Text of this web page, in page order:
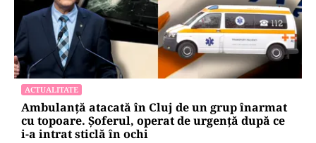
ACTUALITATE
Ambulanță atacată în Cluj de un grup înarmat
cu topoare. Șoferul, operat de urgență după ce
i-a intrat sticlă în ochi